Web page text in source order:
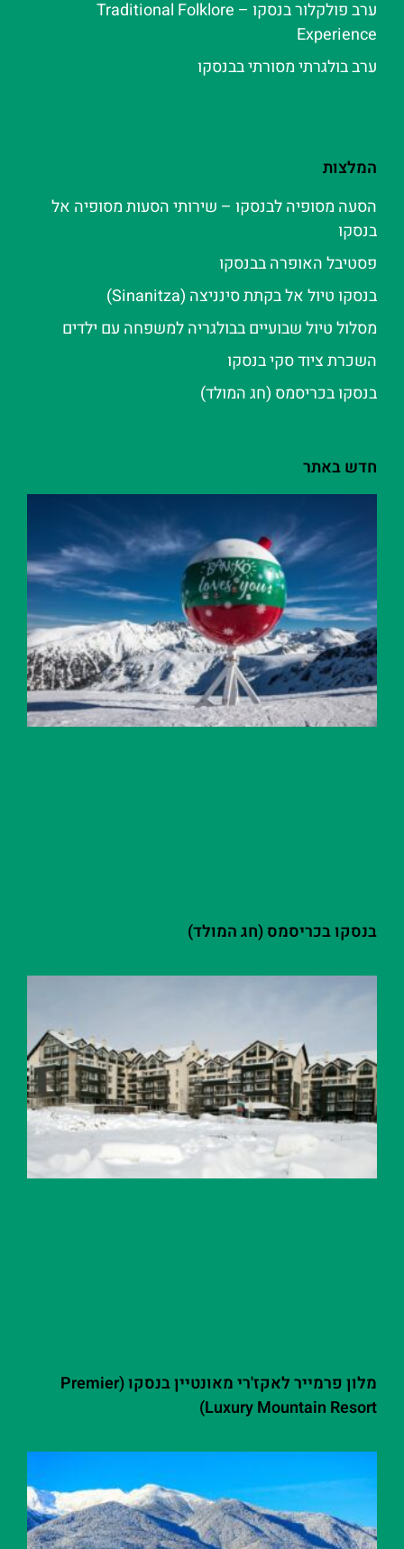
ערב פולקלור בנסקו – Traditional Folklore
Experience
ערב בולגרתי מסורתי בבנסקו
המלצות
הסעה מסופיה לבנסקו – שירותי הסעות מסופיה אל
בנסקו
פסטיבל האופרה בבנסקו
בנסקו טיול אל בקתת סינניצה (Sinanitza)
מסלול טיול שבועיים בבולגריה למשפחה עם ילדים
השכרת ציוד סקי בנסקו
בנסקו בכריסמס (חג המולד)
חדש באתר
בנסקו בכריסמס (חג המולד)
מלון פרמייר לאקז'רי מאונטיין בנסקו (Premier
Luxury Mountain Resort)